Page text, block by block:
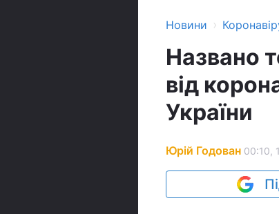
Новини ›
Названо
від
України
Юрій Годован 00:10,